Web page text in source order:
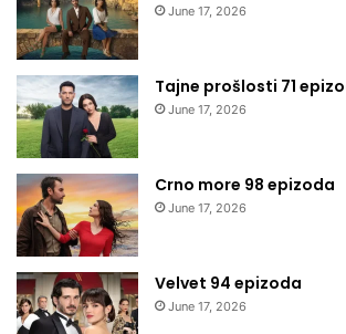
June 17, 2026
Tajne prošlosti 71
June 17, 2026
Crno more 98 epizoda
June 17, 2026
Velvet 94 epizoda
June 17, 2026